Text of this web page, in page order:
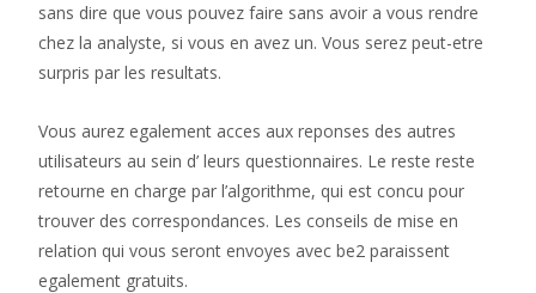
sans dire que vous pouvez faire sans avoir a vous rendre
chez la analyste, si vous en avez un. Vous serez peut-etre
surpris par les resultats.
Vous aurez egalement acces aux reponses des autres
utilisateurs au sein d’ leurs questionnaires. Le reste reste
retourne en charge par l’algorithme, qui est concu pour
trouver des correspondances. Les conseils de mise en
relation qui vous seront envoyes avec be2 paraissent
egalement gratuits.